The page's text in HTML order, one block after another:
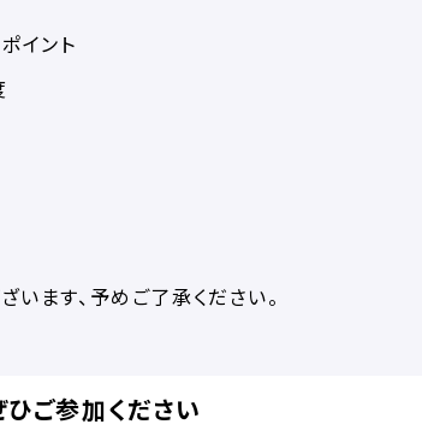
イント
ます、予めご了承ください。
ご参加ください